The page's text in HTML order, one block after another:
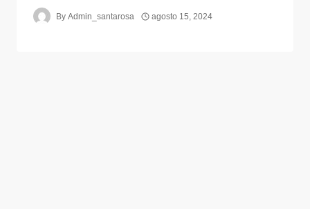
By Admin_santarosa agosto 15, 2024